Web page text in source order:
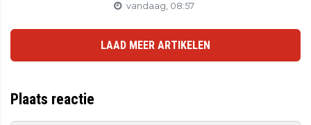
vandaag, 08:57
LAAD MEER ARTIKELEN
Plaats reactie